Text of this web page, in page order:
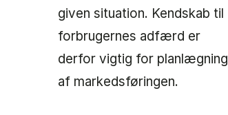
given situation. Kendskab til
forbrugernes adfærd er
derfor vigtig for planlægning
af markedsføringen.